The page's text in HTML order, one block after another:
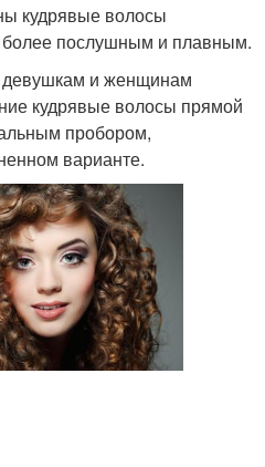
кудрявые волосы
более послушным и плавным.
и женщинам
кудрявые волосы прямой
пробором,
варианте.